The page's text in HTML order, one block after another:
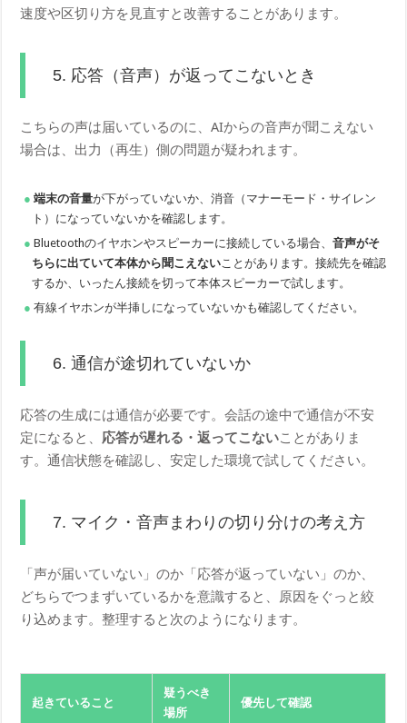
速度や区切り方を見直すと改善することがあります。
5. 応答（音声）が返ってこないとき
こちらの声は届いているのに、AIからの音声が聞こえない
場合は、出力（再生）側の問題が疑われます。
端末の音量が下がっていないか、消音（マナーモード・サイレン
ト）になっていないかを確認します。
Bluetoothのイヤホンやスピーカーに接続している場合、音声がそ
ちらに出ていて本体から聞こえない ことがあります。接続先を確認
するか、いったん接続を切って本体スピーカーで試します。
有線イヤホンが半挿しになっていないかも確認してください。
6. 通信が途切れていないか
応答の生成には通信が必要です。会話の途中で通信が不安
定になると、 応答が遅れる・返ってこないことがありま
す。通信状態を確認し、安定した環境で試してください。
7. マイク・音声まわりの切り分けの考え方
「声が届いていない」のか「応答が返っていない」のか、
どちらでつまずいているかを意識すると、原因をぐっと絞
り込めます。整理すると次のようになります。
起きていること
疑うべき
場所
優先して確認